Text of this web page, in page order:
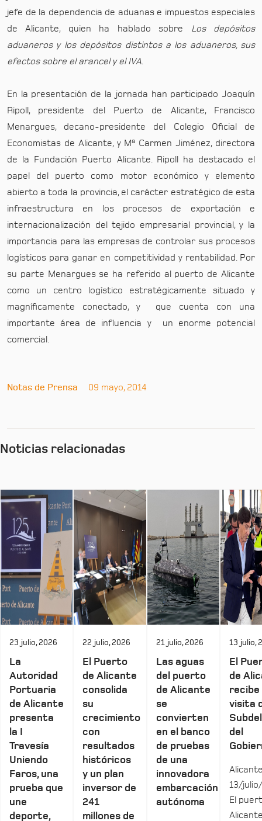
jefe de la dependencia de aduanas e impuestos especiales
de Alicante, quien ha hablado sobre Los depósitos
aduaneros y los depósitos distintos a los aduaneros, sus
efectos sobre el arancel y el IVA
En la presentación de la jornada han participado Joaquín
Ripoll, presidente del Puerto de Alicante, Francisco
Menargues, decano-presidente del Colegio Oficial de
Economistas de Alicante, y Mª Carmen Jiménez, directora
de la Fundación Puerto Alicante. Ripoll ha destacado el
papel del puerto como motor económico y elemento
abierto a toda la provincia, el carácter estratégico de esta
infraestructura en los procesos de exportación e
internacionalización del tejido empresarial provincial, y la
importancia para las empresas de controlar sus procesos
logísticos para ganar en competitividad y rentabilidad. Por
su parte Menargues se ha referido al puerto de Alicante
como un centro logístico estratégicamente situado y
magníficamente conectado, y que cuenta con una
importante área de influencia y un enorme potencial
comercial.
Notas de Prensa 09 mayo, 2014
Noticias relacionadas
23 julio, 2026
La
Autoridad
Portuaria
de Alicante
presenta
la I
Travesía
Uniendo
Faros, una
prueba que
une
deporte,
22 julio, 2026
El Puerto
de Alicante
consolida
su
crecimiento
con
resultados
históricos
y un plan
inversor de
241
millones de
21 julio, 2026
Las aguas
del puerto
de Alicante
se
convierten
en el banco
de pruebas
de una
innovadora
embarcación
autónoma
13 julio,
El
de
recibe
visita
del
13/
El